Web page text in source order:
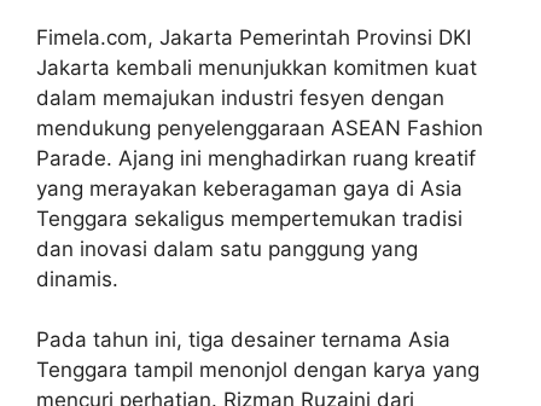
Fimela.com, Jakarta Pemerintah Provinsi DKI
Jakarta kembali menunjukkan komitmen kuat
dalam memajukan industri fesyen dengan
mendukung penyelenggaraan ASEAN Fashion
Parade. Ajang ini menghadirkan ruang kreatif
yang merayakan keberagaman gaya di Asia
Tenggara sekaligus mempertemukan tradisi
dan inovasi dalam satu panggung yang
dinamis.
Pada tahun ini, tiga desainer ternama Asia
Tenggara tampil menonjol dengan karya yang
mencuri perhatian. Rizman Ruzaini dari